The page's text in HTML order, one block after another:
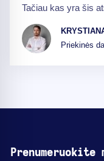
Tačiau kas yra šis
Priekinės